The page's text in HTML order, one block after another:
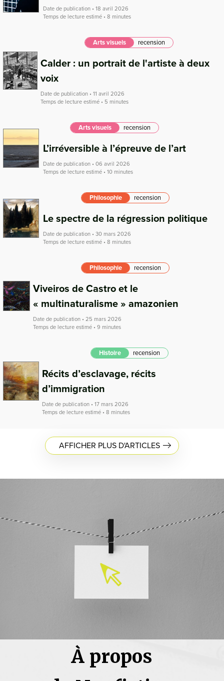
Date de publication • 18 avril 2026
Temps de lecture estimé • 8 minutes
Arts visuels recension
Calder : un portrait de l'artiste à deux
voix
Date de publication • 11 avril 2026
Temps de lecture estimé • 5 minutes
Arts visuels recension
L’irréversible à l’épreuve de l’art
Date de publication • 06 avril 2026
Temps de lecture estimé • 10 minutes
Philosophie recension
Le spectre de la régression politique
Date de publication • 30 mars 2026
Temps de lecture estimé • 8 minutes
Philosophie recension
Viveiros de Castro et le
« multinaturalisme » amazonien
Date de publication • 25 mars 2026
Temps de lecture estimé • 9 minutes
Histoire recension
Récits d’esclavage, récits
d’immigration
Date de publication • 17 mars 2026
Temps de lecture estimé • 8 minutes
AFFICHER PLUS D'ARTICLES
À propos